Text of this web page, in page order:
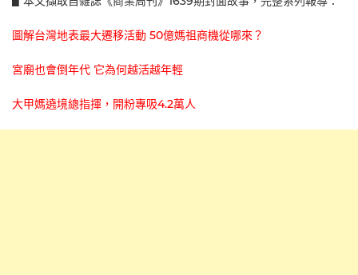
圖解台灣地表最大遷移活動 50億媽祖商機從哪來？
宮廟也會倒年代 它為何越活越年輕
大甲媽遶境總指揮，開粉專吸4.2萬人